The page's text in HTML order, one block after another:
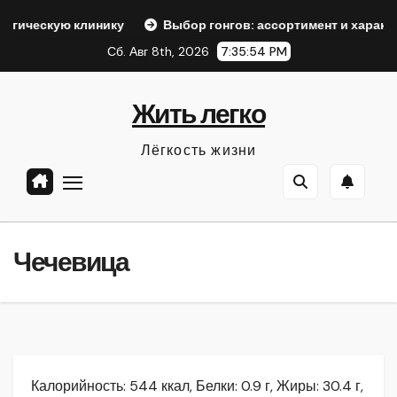
Выбор гонгов: ассортимент и характеристики
Сб. Авг 8th, 2026
7:35:55 PM
Жить легко
Лёгкость жизни
Чечевица
Калорийность: 544 ккал, Белки: 0.9 г, Жиры: 30.4 г,